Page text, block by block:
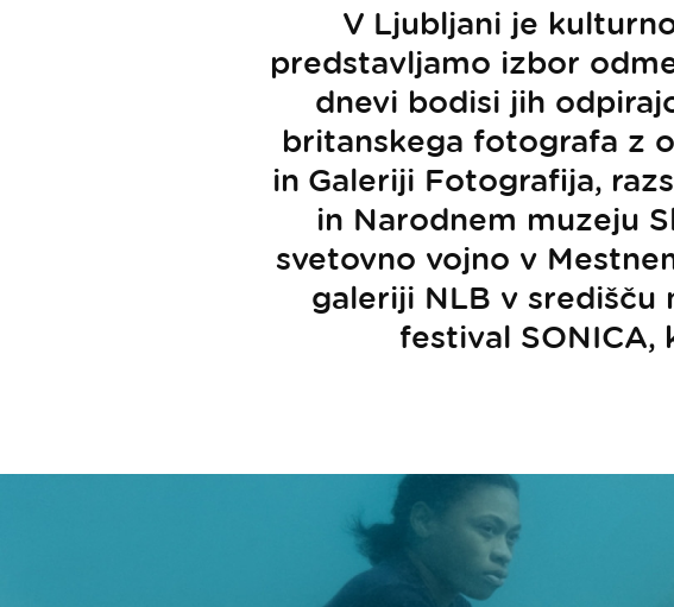
V Ljubljani je
predstavljamo izbor
dnevi bodisi jih
britanskega fotografa z
in Galeriji Fotografija,
in Narodnem muzeju
svetovno vojno v
galeriji NLB v središču
festival SONICA,